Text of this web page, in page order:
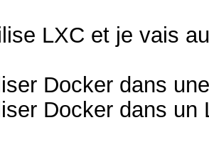
LXC et je vais
Docker dans
Docker dans